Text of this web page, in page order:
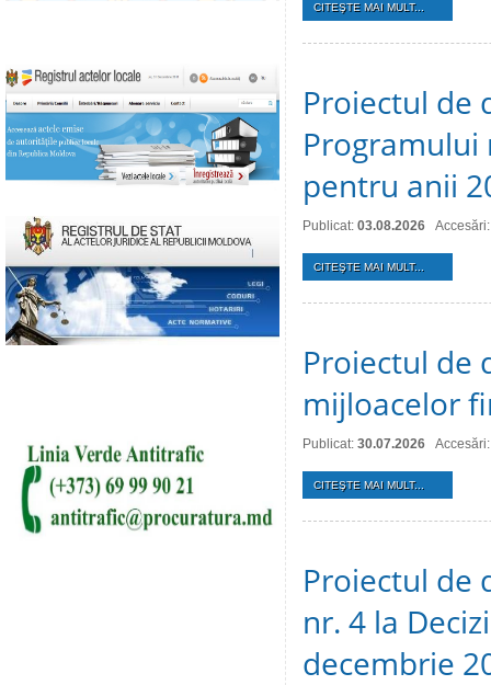
CITEŞTE MAI MULT...
Proiectul de
Programului
pentru anii
Publicat: 03.08.2026
CITEŞTE MAI MULT...
Proiectul de
mijloacelor
Publicat: 30.07.2026
CITEŞTE MAI MULT...
Proiectul de
nr. 4 la
decembrie